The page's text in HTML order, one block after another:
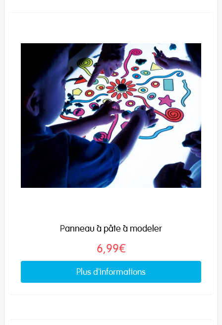
Panneau à pâte à modeler
6,99€
Plus d'informations